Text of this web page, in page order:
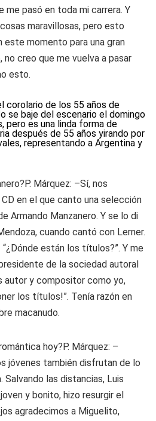
me pasó en toda mi carrera. Y
maravillosas, pero esto
este momento para una gran
creo que me vuelva a pasar
esto.
corolario de los 55 años de
se baje del escenario el domingo
pero es una linda forma de
después de 55 años yirando por
representando a Argentina y
P. Márquez: –Sí, nos
en el que canto una selección
Armando Manzanero. Y se lo di
cuando cantó con Lerner.
están los títulos?”. Y me
de la sociedad autoral
autor y compositor como yo,
los títulos!”. Tenía razón en
macanudo.
hoy?P. Márquez: –
jóvenes también disfrutan de lo
Salvando las distancias, Luis
y bonito, hizo resurgir el
agradecimos a Miguelito,